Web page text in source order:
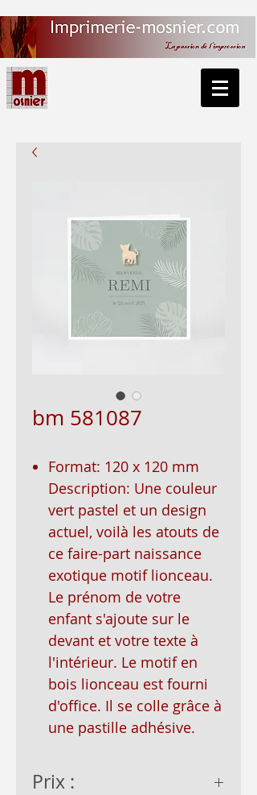
bm 581087
Format: 120 x 120 mm
Description: Une couleur
vert pastel et un design
actuel, voilà les atouts de
ce faire-part naissance
exotique motif lionceau.
Le prénom de votre
enfant s'ajoute sur le
devant et votre texte à
l'intérieur. Le motif en
bois lionceau est fourni
d'office. Il se colle grâce à
une pastille adhésive.
Prix :